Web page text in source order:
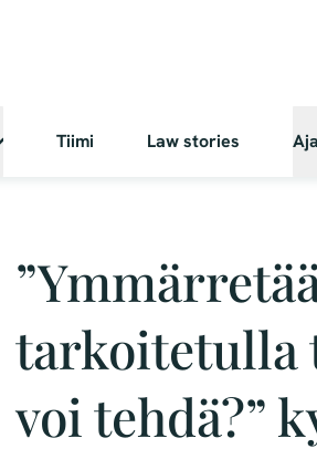
Tiimi Law stories
tarkoitetulla
voi tehdä?”